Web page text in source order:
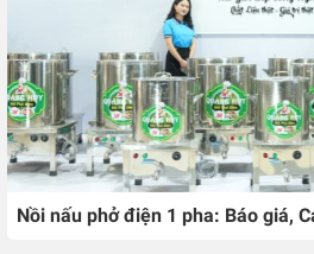
Nồi nấu phở điện 1 pha: Báo giá,